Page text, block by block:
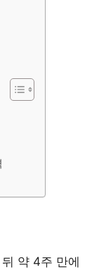
약 4주 만에